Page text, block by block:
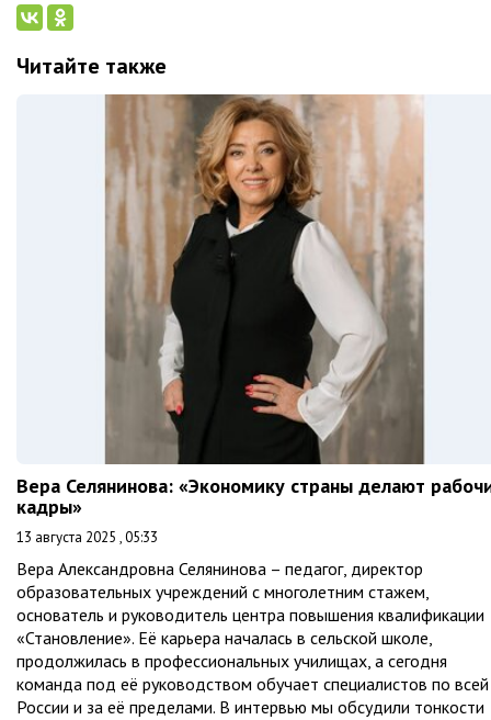
Читайте также
Вера Селянинова: «Экономику страны делают
кадры»
13 августа 2025 , 05:33
Вера Александровна Селянинова – педагог, директор
образовательных учреждений с многолетним стажем,
основатель и руководитель центра повышения квалификации
«Становление». Её карьера началась в сельской школе,
продолжилась в профессиональных училищах, а сегодня
команда под её руководством обучает специалистов по всей
России и за её пределами. В интервью мы обсудили тонкости